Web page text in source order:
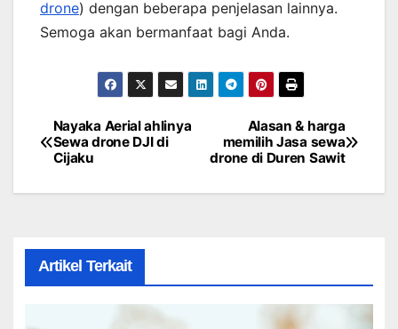
drone) dengan beberapa penjelasan lainnya.
Semoga akan bermanfaat bagi Anda.
Post
navigation
Alasan & harga
memilih Jasa sewa
drone di Duren Sawit
Nayaka Aerial ahlinya
Sewa drone DJI di
Cijaku
Artikel Terkait